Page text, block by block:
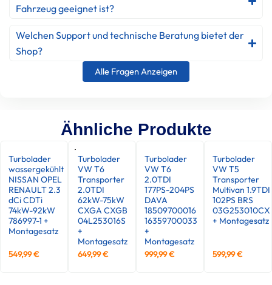
Fahrzeug geeignet ist?
Welchen Support und technische Beratung bietet der
Shop?
Alle Fragen Anzeigen
Ähnliche Produkte
Turbolader
wassergekühlt
NISSAN OPEL
RENAULT 2.3
dCi CDTi
74kW-92kW
786997-1 +
Montagesatz
549,99€
Turbolader
VW T6
Transporter
2.0TDI
62kW-75kW
CXGA CXGB
04L253016S
+
Montagesatz
649,99€
Turbolader
VW T6
2.0TDI
177PS-204PS
DAVA
18509700016
16359700033
+
Montagesatz
999,99€
Turbolader
VW T5
Transporter
Multivan 1.9TDI
102PS BRS
03G253010CX
+ Montagesatz
599,99€